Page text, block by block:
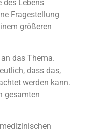
des Lebens
Fragestellung
größeren
das Thema.
dass das,
werden kann.
gesamten